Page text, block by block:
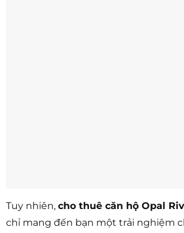
Tuy nhiên, cho thuê căn hộ Opal
chỉ mang đến bạn một trải nghiệm